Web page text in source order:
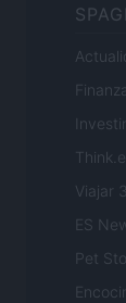
Viajar
ES
Pet